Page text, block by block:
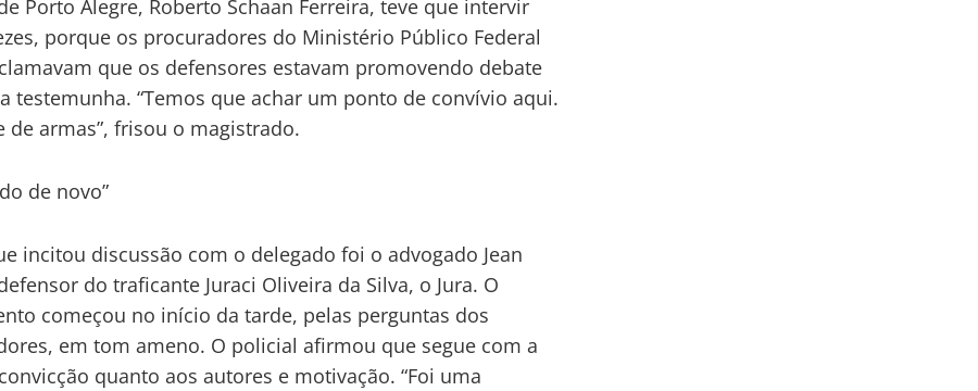
Porto Alegre, Roberto Schaan Ferreira, teve que intervir
porque os procuradores do Ministério Público Federal
que os defensores estavam promovendo debate
testemunha. “Temos que achar um ponto de convívio aqui.
de armas”, frisou o magistrado.
de novo”
incitou discussão com o delegado foi o advogado Jean
do traficante Juraci Oliveira da Silva, o Jura. O
começou no início da tarde, pelas perguntas dos
em tom ameno. O policial afirmou que segue com a
quanto aos autores e motivação. “Foi uma